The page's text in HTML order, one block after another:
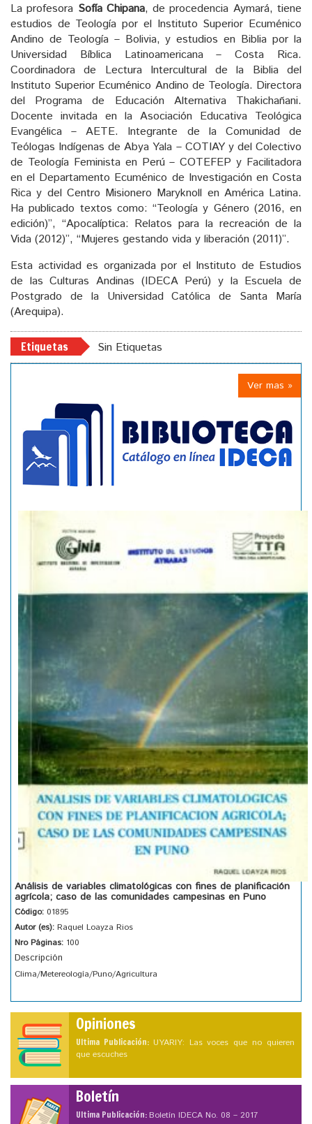
La profesora Sofía Chipana, de procedencia Aymará, tiene
estudios de Teología por el Instituto Superior Ecuménico
Andino de Teología – Bolivia, y estudios en Biblia por la
Universidad Bíblica Latinoamericana – Costa Rica.
Coordinadora de Lectura Intercultural de la Biblia del
Instituto Superior Ecuménico Andino de Teología. Directora
del Programa de Educación Alternativa Thakichañani.
Docente invitada en la Asociación Educativa Teológica
Evangélica – AETE. Integrante de la Comunidad de
Teólogas Indígenas de Abya Yala – COTIAY y del Colectivo
de Teología Feminista en Perú – COTEFEP y Facilitadora
en el Departamento Ecuménico de Investigación en Costa
Rica y del Centro Misionero Maryknoll en América Latina.
Ha publicado textos como: “Teología y Género (2016, en
edición)”, “Apocalíptica: Relatos para la recreación de la
Vida (2012)”, “Mujeres gestando vida y liberación (2011)”.
Esta actividad es organizada por el Instituto de Estudios
de las Culturas Andinas (IDECA Perú) y la Escuela de
Postgrado de la Universidad Católica de Santa María
(Arequipa).
Etiquetas Sin Etiquetas
Ver mas »
Análisis de variables climatológicas con fines de planificación
agrícola; caso de las comunidades campesinas en Puno
Código: 01895
Autor (es): Raquel Loayza Rios
Nro Páginas: 100
Descripción
Clima/Metereología/Puno/Agricultura
Opiniones
Ultima Publicación: UYARIY: Las voces que no quieren
que escuches
Boletín
Ultima Publicación:Boletín IDECA No. 08 – 2017